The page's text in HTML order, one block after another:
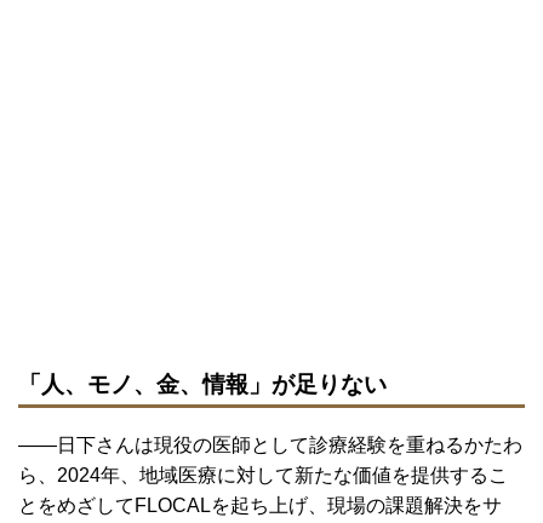
「人、モノ、金、情報」が足りない
――日下さんは現役の医師として診療経験を重ねるかたわ
ら、2024年、地域医療に対して新たな価値を提供するこ
とをめざしてFLOCALを起ち上げ、現場の課題解決をサ